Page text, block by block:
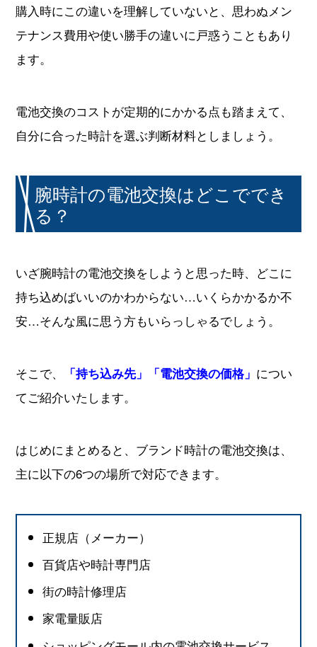
購入時にこの違いを理解していないと、思わぬメン
テナンス費用や使い勝手の違いに戸惑うこともあり
ます。
電池交換のコストが定期的にかかる点も踏まえて、
自分に合った時計を選ぶ判断材料としましょう。
腕時計の電池交換はどこででき
る？
いざ腕時計の電池交換をしようと思った時、どこに
持ち込めばいいのかわからない…いくらかかるか不
安…そんな風に思う方もいらっしゃるでしょう。
そこで、 「持ち込み先」「電池交換の価格」 につい
てご紹介いたします。
はじめにまとめると、ブランド時計の電池交換は、
主に以下の6つの場所で対応できます。
正規店（メーカー）
百貨店や時計専門店
街の時計修理店
家電量販店